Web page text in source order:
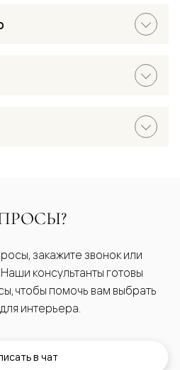
закажите звонок или
консультанты готовы
чтобы помочь вам выбрать
интерьера.
в чат